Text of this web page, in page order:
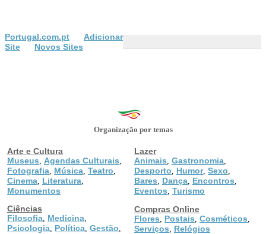
Portugal.com.pt
Adicionar
Site
Novos Sites
Organização por temas
Arte e Cultura
Museus
Agendas Culturais
Fotografia Música Teatro
Cinema Literatura
Monumentos
Ciências
Filosofia Medicina
Psicologia Política Gestão
Lazer
Animais Gastronomia
Desporto Humor, Sexo
Bares Dança Encontros
Eventos Turismo
Compras Online
Flores
Postais Cosméticos
Serviços Relógios